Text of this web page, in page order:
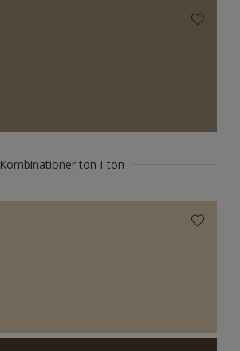
Kombinationer ton-i-ton